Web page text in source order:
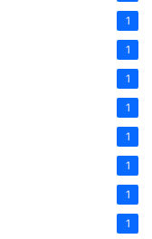
1
1
1
1
1
1
1
1